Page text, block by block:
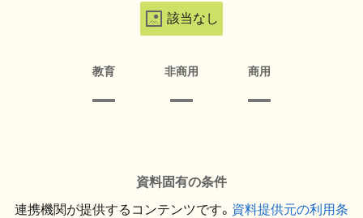
該当なし
教育 非商用 商用
資料固有の条件
連携機関が提供するコンテンツです。 資料提供元の利用条